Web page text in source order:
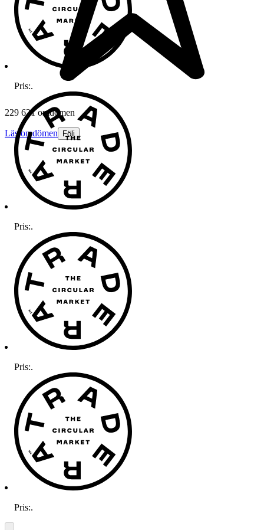
229 621 omdömen
Läs omdömen Följ
Pris:.
Pris:.
Pris:.
Pris:.